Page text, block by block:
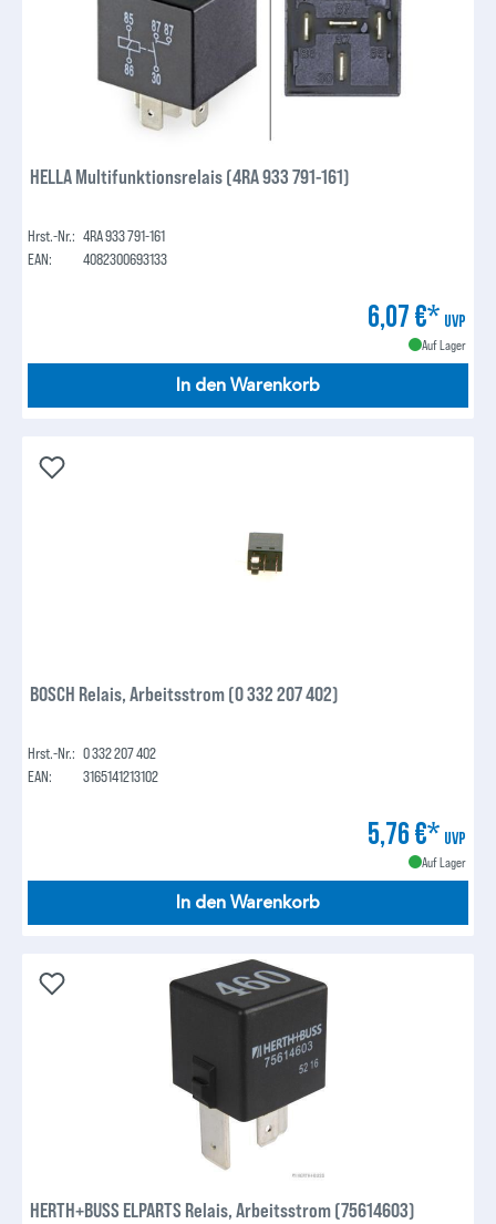
HELLA Multifunktionsrelais (4RA 933 791-161)
Hrst.-Nr.: 4RA 933 791-161
EAN:
4082300693133
6,07 €* UVP
Auf Lager
In den Warenkorb
BOSCH Relais, Arbeitsstrom (0 332 207 402)
Hrst.-Nr.: 0 332 207 402
EAN:
3165141213102
5,76 €* UVP
Auf Lager
In den Warenkorb
HERTH+BUSS ELPARTS Relais, Arbeitsstrom (75614603)